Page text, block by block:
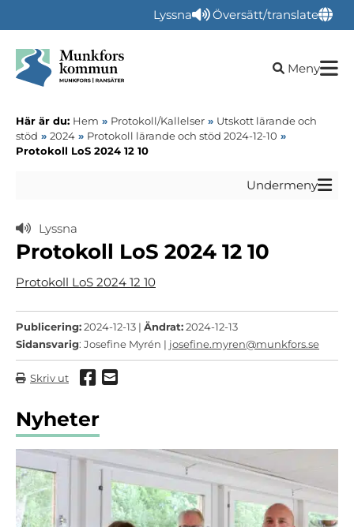
Lyssna Översätt/translate
Öppna
Meny
Här är du: Hem » Protokoll/Kallelser » Utskott lärande och
stöd » 2024 » Protokoll lärande och stöd 2024-12-10 »
Protokoll LoS 2024 12 10
Undermeny
Lyssna
Protokoll LoS 2024 12 10
Protokoll LoS 2024 12 10
Publicering:2024-12-13 | Ändrat:2024-12-13
Sidansvarig: Josefine Myrén | josefine.myren@munkfors.se
Skriv ut Dela via Facebook
Dela via mail
Nyheter